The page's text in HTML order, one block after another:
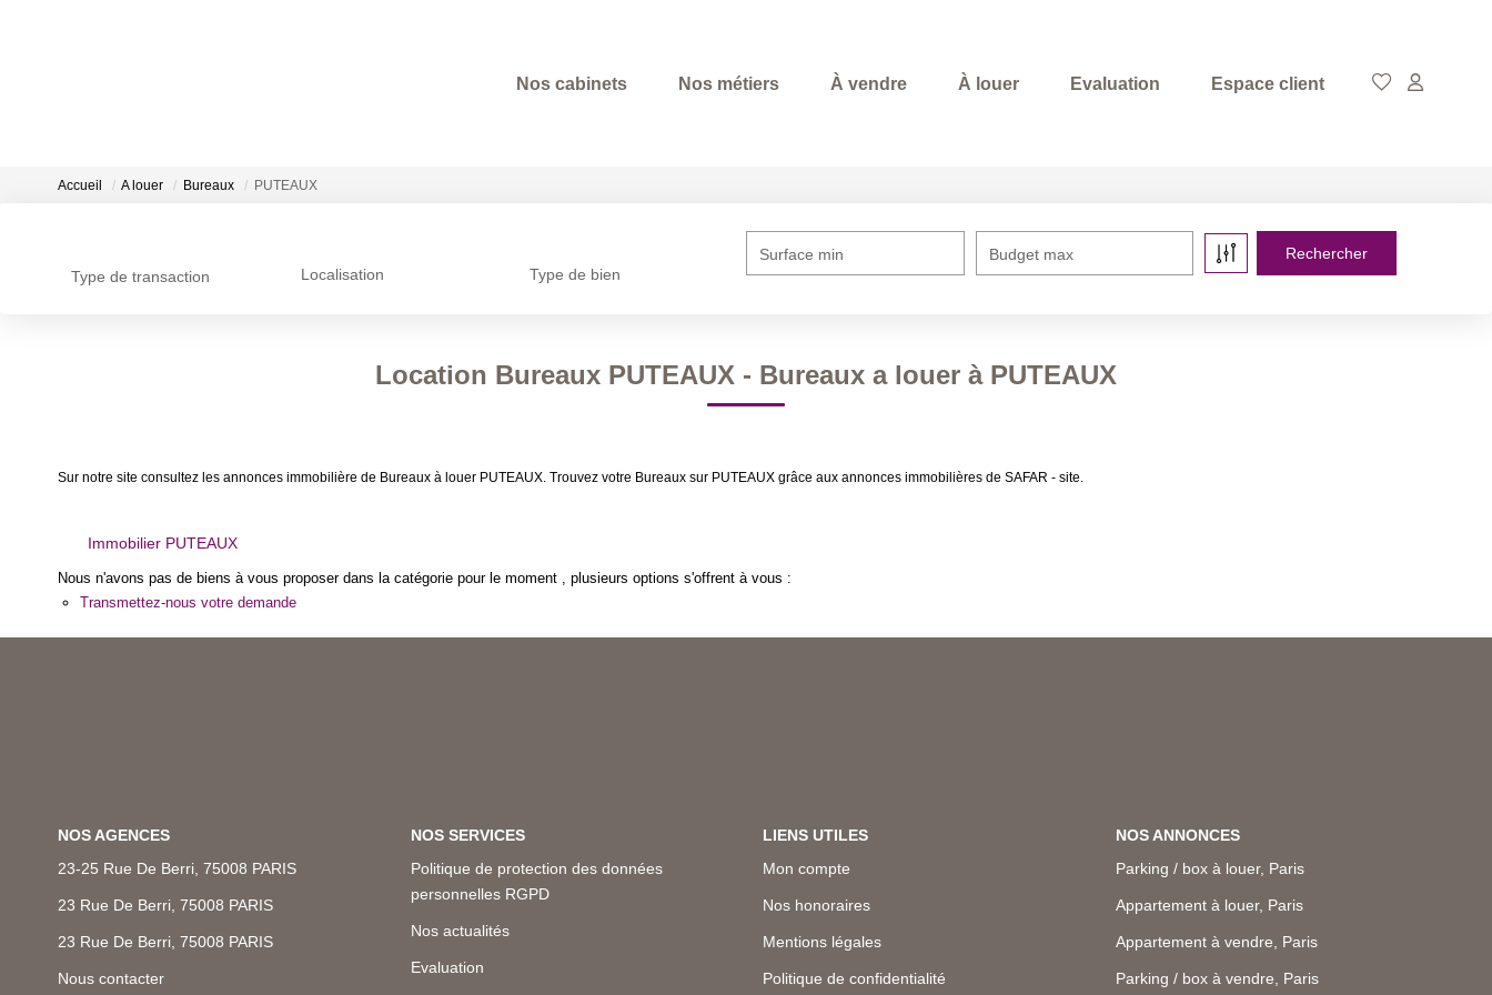
Nos cabinets Nos métiers À vendre À louer Evaluation Espace client
Accueil A louer Bureaux PUTEAUX
Type de transaction Localisation Type de bien
Surface min Budget max
Location Bureaux PUTEAUX - Bureaux a louer à PUTEAUX
Sur notre site consultez les annonces immobilière de Bureaux à louer PUTEAUX. Trouvez votre Bureaux sur PUTEAUX grâce aux annonces immobilières de SAFAR - site.
Immobilier PUTEAUX
Nous n'avons pas de biens à vous proposer dans la catégorie pour le moment , plusieurs options s'offrent à vous :
Transmettez-nous votre demande
NOS AGENCES
23-25 Rue De Berri, 75008 PARIS
23 Rue De Berri, 75008 PARIS
23 Rue De Berri, 75008 PARIS
Nous contacter
NOS SERVICES
Politique de protection des données
personnelles RGPD
Nos actualités
Evaluation
LIENS UTILES
Mon compte
Nos honoraires
Mentions légales
Politique de confidentialité
NOS ANNONCES
Parking / box à louer, Paris
Appartement à louer, Paris
Appartement à vendre, Paris
Parking / box à vendre, Paris